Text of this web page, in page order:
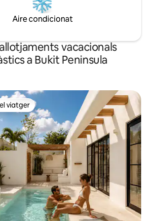
Aire condicionat
vacacionals
a Bukit Peninsula
viatger
viatger